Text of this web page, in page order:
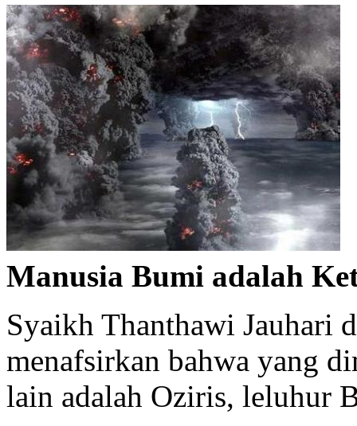
Manusia Bumi adalah
Syaikh Thanthawi Jauhari
menafsirkan bahwa yang
lain adalah Oziris, leluhur